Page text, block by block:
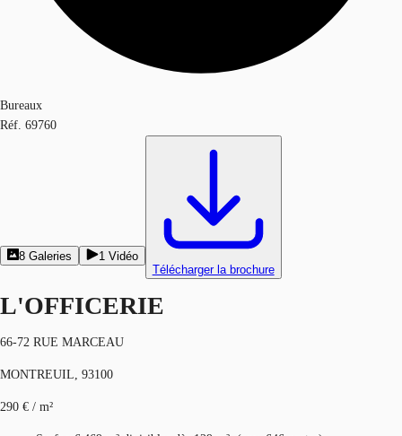
Bureaux
Réf. 69760
8 Galeries 1 Vidéo
Télécharger la brochure
L'OFFICERIE
66-72 RUE MARCEAU
MONTREUIL, 93100
290 € / m²